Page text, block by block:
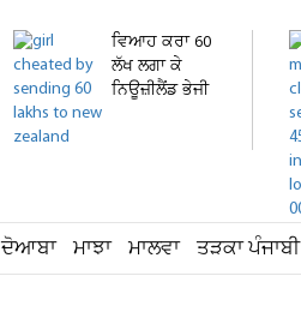
ਵਿਆਹ ਕਰਾ 60
ਲੱਖ ਲਗਾ ਕੇ
ਨਿਊਜ਼ੀਲੈਂਡ ਭੇਜੀ
ਦੋਆਬਾ ਮਾਝਾ ਮਾਲਵਾ ਤੜਕਾ ਪੰਜਾਬੀ